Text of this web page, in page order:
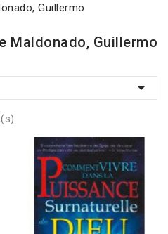
Guillermo
Maldonado, Guillermo
